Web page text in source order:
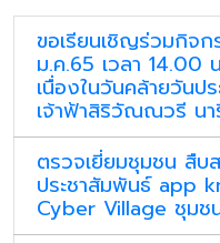
ขอเรียนเชิญร่วมกิจ
ม.ค.65 เวลา 14.00
เนื่องในวันคล้ายวันป
เจ้าฟ้าสิริวัณณวรี น
ตรวจเยี่ยมชุมชน สื
ประชาสัมพันธ์ app
Cyber Village ชุมช